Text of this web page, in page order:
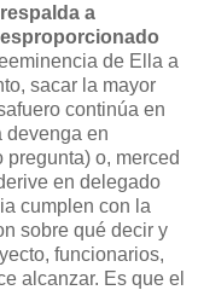
a
de Ella a
sacar la mayor
continúa en
devenga en
o, merced
en delegado
cumplen con la
sobre qué decir y
funcionarios,
alcanzar. Es que el